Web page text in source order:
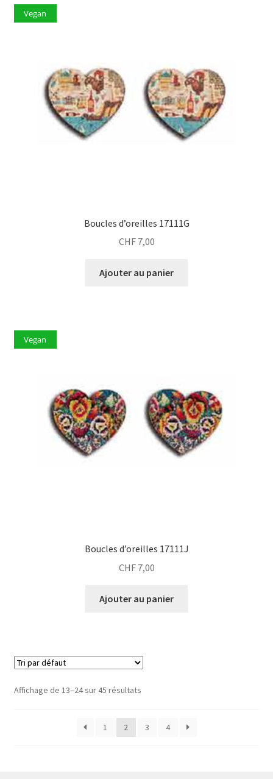
Vegan
Boucles d’oreilles 17111G
CHF7,00
Ajouter au panier
Vegan
Boucles d’oreilles 17111J
CHF7,00
Ajouter au panier
Affichage de 13–24 sur 45 résultats
1 2 3 4